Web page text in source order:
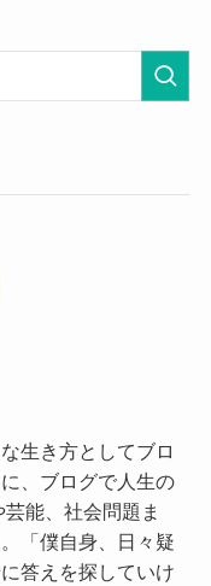
生き方としてブロ
、ブログで人生の
能、社会問題ま
「僕自身、日々疑
答えを探していけ